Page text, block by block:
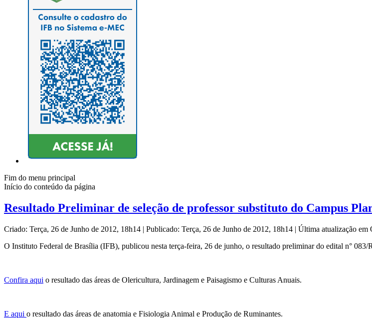
Fim do menu principal
Início do conteúdo da página
Resultado Preliminar de seleção de professor substituto do Campus
Criado: Terça, 26 de Junho de 2012, 18h14 | Publicado: Terça, 26 de Junho de 2012, 18h14 | Última atualização em
O Instituto Federal de Brasília (IFB), publicou nesta terça-feira, 26 de junho, o resultado preliminar do edital n° 083/
Confira aqui o resultado das áreas de Olericultura, Jardinagem e Paisagismo e Culturas Anuais.
E aqui o resultado das áreas de anatomia e Fisiologia Animal e Produção de Ruminantes.